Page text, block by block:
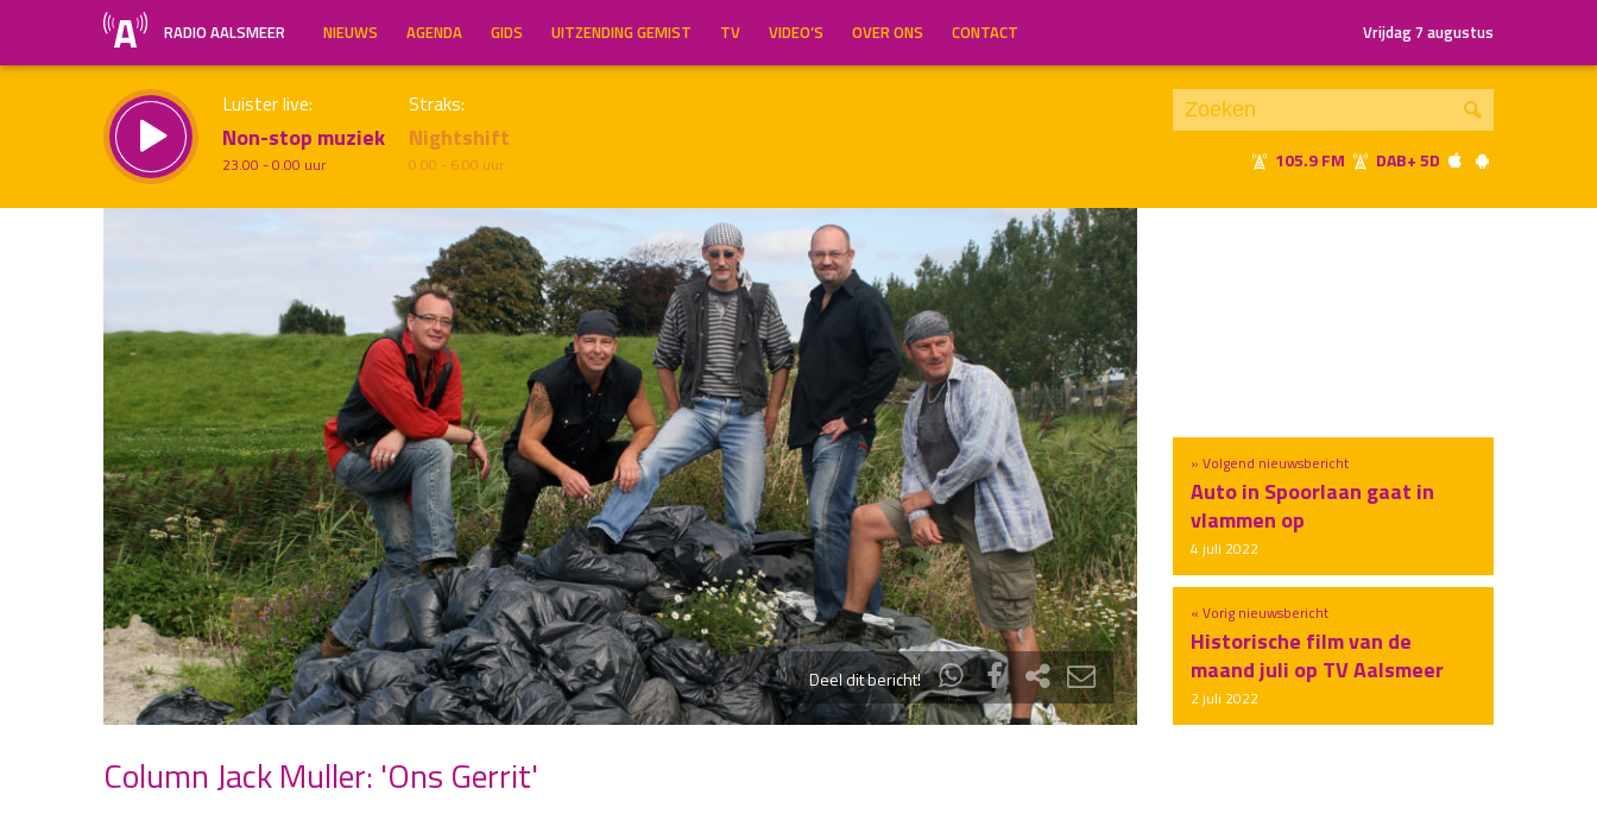
RADIO AALSMEER NIEUWS AGENDA GIDS UITZENDING GEMIST TV VIDEO’S OVER ONS CONTACT Vrijdag 7 augustus
Luister live:
Non-stop muziek
23.00 - 0.00 uur
Straks:
Nightshift
0.00 - 6.00 uur 105.9 FM DAB+ 5D
Inklappen
Deel dit bericht!
« Vorig nieuwsbericht
Historische film van de
maand juli op TV Aalsmeer
2 juli 2022
» Volgend nieuwsbericht
Auto in Spoorlaan gaat in
vlammen op
4 juli 2022
Column Jack Muller: 'Ons Gerrit'